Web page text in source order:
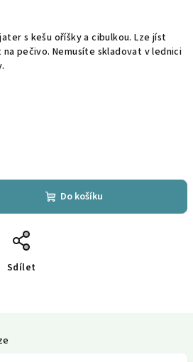
s kešu oříšky a cibulkou. Lze jíst
pečivo. Nemusíte skladovat v lednici
Do košíku
Sdílet